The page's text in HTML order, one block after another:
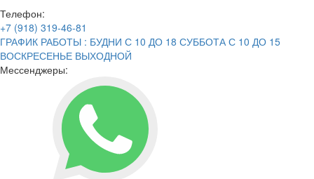
Телефон:
+7 (918) 319-46-81
ГРАФИК РАБОТЫ : БУДНИ С 10 ДО 18 СУББОТА С 10 ДО 15
ВОСКРЕСЕНЬЕ ВЫХОДНОЙ
Мессенджеры: